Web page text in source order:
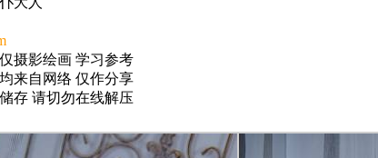
摄影绘画 学习参考
来自网络 仅作分享
存 请切勿在线解压